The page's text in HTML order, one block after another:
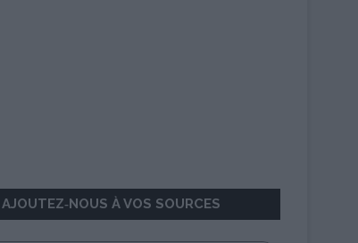
AJOUTEZ‑NOUS À VOS SOURCES